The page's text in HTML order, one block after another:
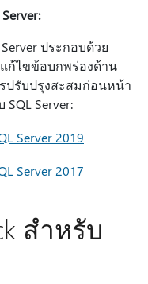
ประกอบด้วย
ก้ไขข้อบกพร่องด้าน
ปรับปรุงสะสมก่อนหน้า
Server:
Server 2019
Server 2017
สําหรับ